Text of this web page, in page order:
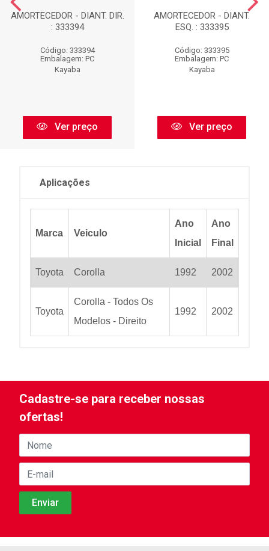
AMORTECEDOR - DIANT. DIR.
: 333394
Código: 333394
Embalagem: PC
Kayaba
Ver preço
AMORTECEDOR - DIANT.
ESQ. : 333395
Código: 333395
Embalagem: PC
Kayaba
Ver preço
Aplicações
Marca Veiculo
Ano
Inicial
Ano
Final
Toyota Corolla 1992 2002
Toyota
Corolla - Todos Os
Modelos - Direito
1992 2002
Cadastre-se para receber nossas
ofertas!